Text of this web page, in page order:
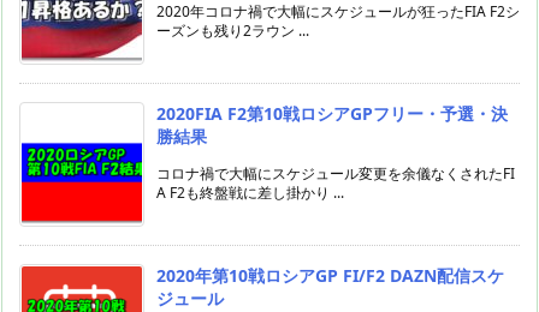
2020年コロナ禍で大幅にスケジュールが狂ったFIA F2シ
ーズンも残り2ラウン ...
2020FIA F2第10戦ロシアGPフリー・予選・決
勝結果
コロナ禍で大幅にスケジュール変更を余儀なくされたFI
A F2も終盤戦に差し掛かり ...
2020年第10戦ロシアGP FI/F2 DAZN配信スケ
ジュール